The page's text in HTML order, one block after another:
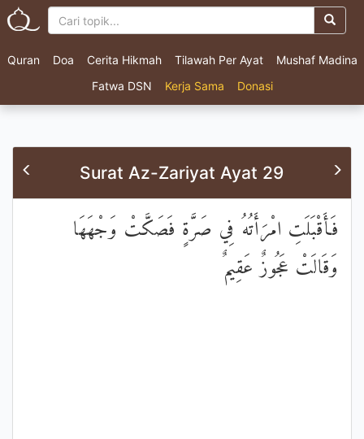
Quran Doa Cerita Hikmah Tilawah Per Ayat
Mushaf Madina
Fatwa DSN
Kerja Sama Donasi
Surat Az-Zariyat Ayat 29
فَأَقْبَلَتِ امْرَأَتُهُ فِي صَرَّةٍ فَصَكَّتْ وَجْهَهَا
وَقَالَتْ عَجُوزٌ عَقِيمٌ